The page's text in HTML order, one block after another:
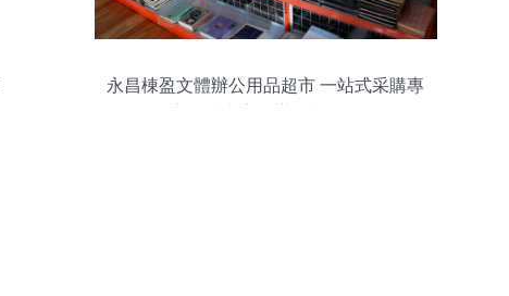
永昌棟盈文體辦公用品超市 一站式采購專